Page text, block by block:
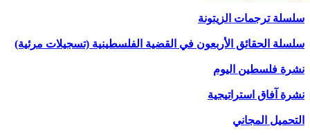
سلسلة ترجمات الزيتونة
سلسلة الحقائق الأربعون في القضية الفلسطينية (تسجيلات مرئية)
نشرة فلسطين اليوم
نشرة آفاق استراتيجية
التحميل المجاني